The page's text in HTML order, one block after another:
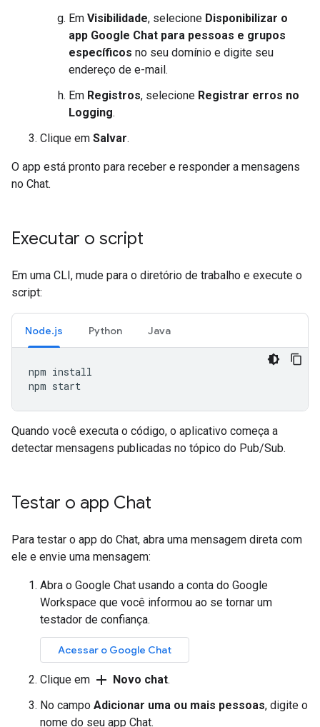
Em Visibilidade, selecione Disponibilizar o
app Google Chat para pessoas e grupos
específicos no seu domínio e digite seu
endereço de e-mail.
Em Registros, selecione Registrar erros no
Logging.
Clique em Salvar.
O app está pronto para receber e responder a mensagens
no Chat.
Executar o script
Em uma CLI, mude para o diretório de trabalho e execute o
script:
Node.js Python Java
npm install
npm
Quando você executa o código, o aplicativo começa a
detectar mensagens publicadas no tópico do Pub/Sub.
Testar o app Chat
Para testar o app do Chat, abra uma mensagem direta com
ele e envie uma mensagem:
Abra o Google Chat usando a conta do Google
Workspace que você informou ao se tornar um
testador de confiança.
Acessar o Google Chat
Clique em add Novo chat.
No campo Adicionar uma ou mais pessoas, digite o
nome do seu app Chat.